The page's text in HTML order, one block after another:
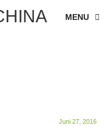
MENU
Juni 27, 2016